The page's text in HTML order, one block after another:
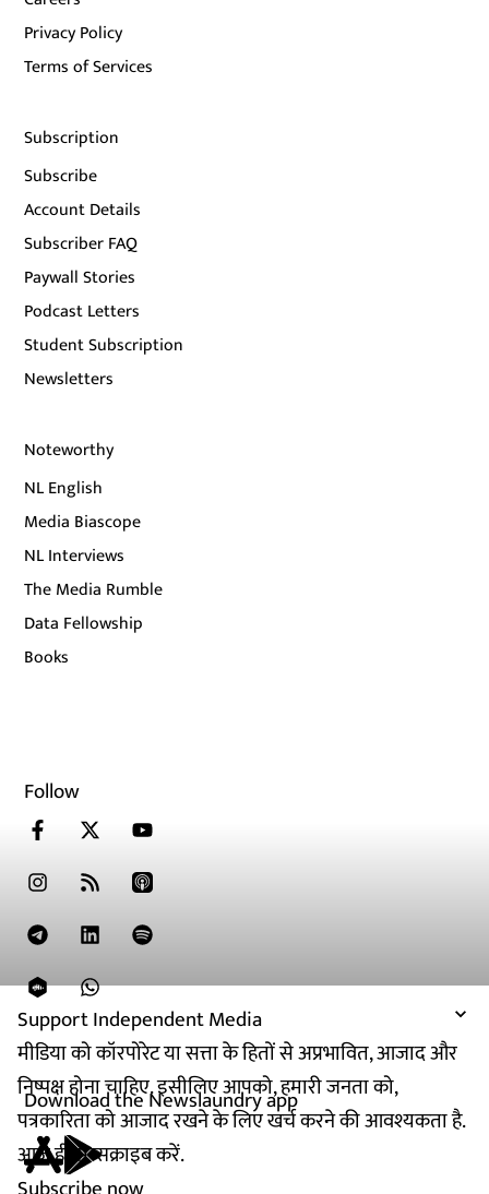
Support Independent Media
मीडिया को कॉरपोरेट या सत्ता के हितों से अप्रभावित, आजाद और
निष्पक्ष होना चाहिए. इसीलिए आपको, हमारी जनता को,
पत्रकारिता को आजाद रखने के लिए खर्च करने की आवश्यकता है.
आज ही सब्सक्राइब करें.
Privacy Policy
Terms of Services
Subscription
Subscribe
Account Details
Subscriber FAQ
Paywall Stories
Podcast Letters
Student Subscription
Newsletters
Noteworthy
NL English
Media Biascope
NL Interviews
The Media Rumble
Data Fellowship
Books
Follow
Download the Newslaundry app